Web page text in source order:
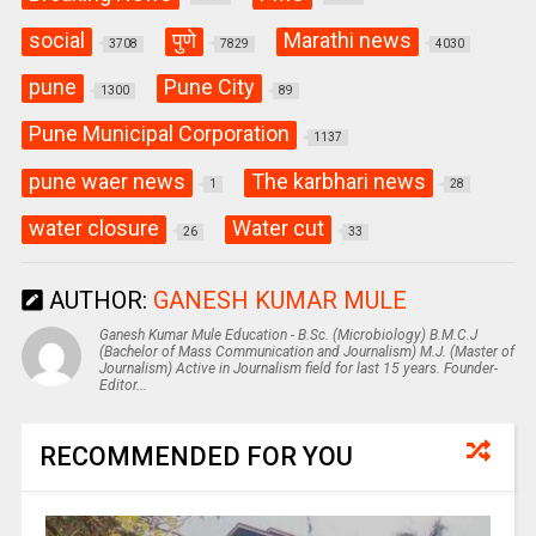
social 3708 पुणे 7829 Marathi news 4030
pune 1300 Pune City 89
Pune Municipal Corporation 1137
pune waer news 1 The karbhari news 28
water closure 26 Water cut 33
AUTHOR: GANESH KUMAR MULE
Ganesh Kumar Mule Education - B.Sc. (Microbiology) B.M.C.J
(Bachelor of Mass Communication and Journalism) M.J. (Master of
Journalism) Active in Journalism field for last 15 years. Founder-
Editor...
RECOMMENDED FOR YOU